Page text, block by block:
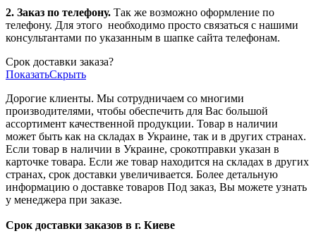
2. Заказ по телефону. Так же возможно оформление по
телефону. Для этого необходимо просто связаться с нашими
консультантами по указанным в шапке сайта телефонам.
Срок доставки заказа?
ПоказатьСкрыть
Дорогие клиенты. Мы сотрудничаем со многими
производителями, чтобы обеспечить для Вас большой
ассортимент качественной продукции. Товар в наличии
может быть как на складах в Украине, так и в других странах.
Если товар в наличии в Украине, срокотправки указан в
карточке товара. Если же товар находится на складах в других
странах, срок доставки увеличивается. Более детальную
информацию о доставке товаров Под заказ, Вы можете узнать
у менеджера при заказе.
Срок доставки заказов в г. Киеве